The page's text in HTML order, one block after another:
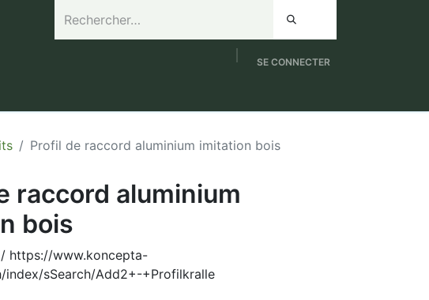
SE CONNECTER
Profil de raccord aluminium imitation bois
raccord aluminium
bois
https://www.koncepta-
index/sSearch/Add2+-+Profilkralle